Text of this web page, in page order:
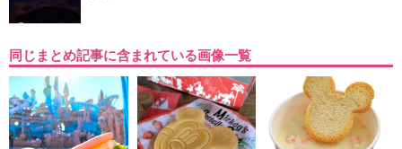
同じまとめ記事に含まれている画像一覧